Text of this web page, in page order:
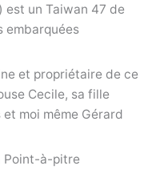
est un Taiwan 47 de
embarquées
et propriétaire de ce
Cecile, sa fille
moi même Gérard
Point-à-pitre